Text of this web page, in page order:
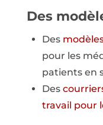
Des
Des
pour les
patients en
Des
travail pour